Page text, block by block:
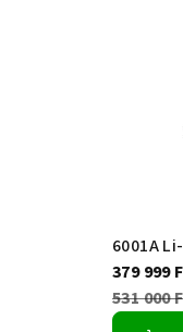
6001A
379 999
531 000